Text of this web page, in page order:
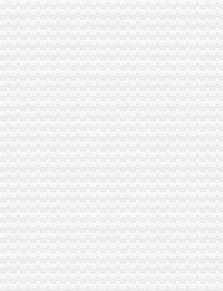
广州无纸化签约流程简捷,杭州无纸化会议试用值得信赖/让你无可挑剔
海关无纸化签约
山东口岸推进通关作业无纸化改革-中国金融信息网
“无纸化通关”为芜湖对外经济“健身提速”_芜湖日报社数字报刊
无纸化报关
提供宁波无纸化报关签约【今日推荐网-宁波物流运输】
无纸化报关要什么资料给报关行,报关行,诺金报关
电子口岸无纸化签约
我省2.7万余家企业可享受无纸化通关
内蒙古深化通关作业无纸化改革_国内新闻_大众网
重庆海关电话
重庆海关:邮寄手机需要交税吗_报关员资格_新浪博客
今年上半年重庆海关ECFA货物通关西部第一-中新网
重庆海关在哪里
重庆“铁公水空”各口岸全面实现7*24小时通关
重庆市涪陵区有没有报关行或货代,名字叫什么,地址在哪里？-家居
重庆海关注册登记
海关总署关于跨境贸易电子商务服务试点网购保税进口模式有关问题的
【食品贸易公司注册,进出口海关登记证注册,上海公司注册】价格_
海关收发货人登记证书
专业进出口权办理费用及流程详细说明-广州58同城
海关登记,海关登记手续-北京58同城
进出口货物收发货人报关注册登记证书
[企业问道]进出口货物收发货人报关注册登记证书过期怎么办？_百度知
进出口货物收发货人报关注册登记证的变更-通关监管海关业务咨询-
海关报关单位注册登记证书
《临时注册登记证明》如何办理？
武汉海关：自理报关单位注册登记证是否还有效？